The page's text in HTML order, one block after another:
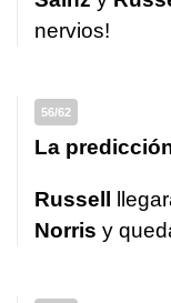
nervios!
56/62
La
Russell
Norris y